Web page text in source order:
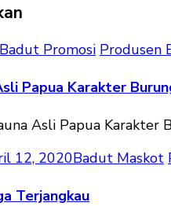
Badut Promosi Produsen
Papua Karakter
12, 2020Badut Maskot
Terjangkau